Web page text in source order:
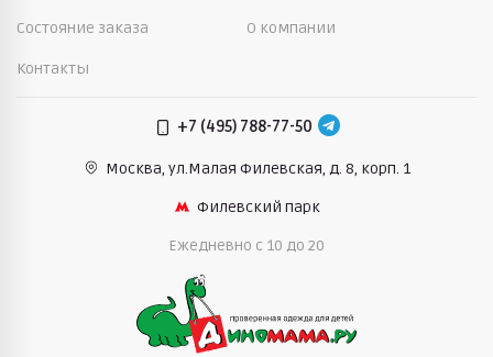
Состояние заказа О компании
Контакты
+7 (495) 788-77-50
Москва, ул.Малая Филевская, д. 8, корп. 1
Филевский парк
Ежедневно c 10 до 20